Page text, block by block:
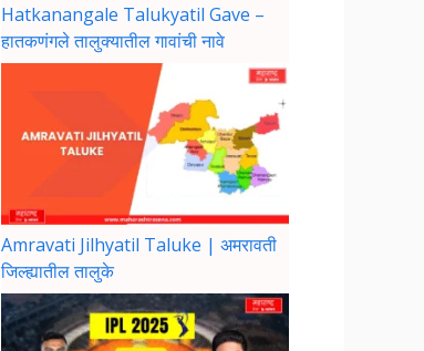
Hatkanangale Talukyatil Gave –
हातकणंगले तालुक्यातील गावांची नावे
Amravati Jilhyatil Taluke | अमरावती
जिल्ह्यातील तालुके